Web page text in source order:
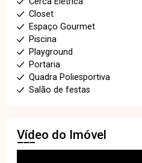
Closet
Espaço Gourmet
Piscina
Playground
Portaria
Quadra Poliesportiva
Salão de festas
Vídeo do Imóvel